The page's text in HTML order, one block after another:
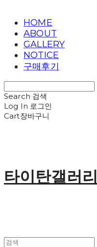
HOME
ABOUT
GALLERY
NOTICE
구매후기
Search 검색
Log In 로그인
Cart장바구니
타이탄갤러리